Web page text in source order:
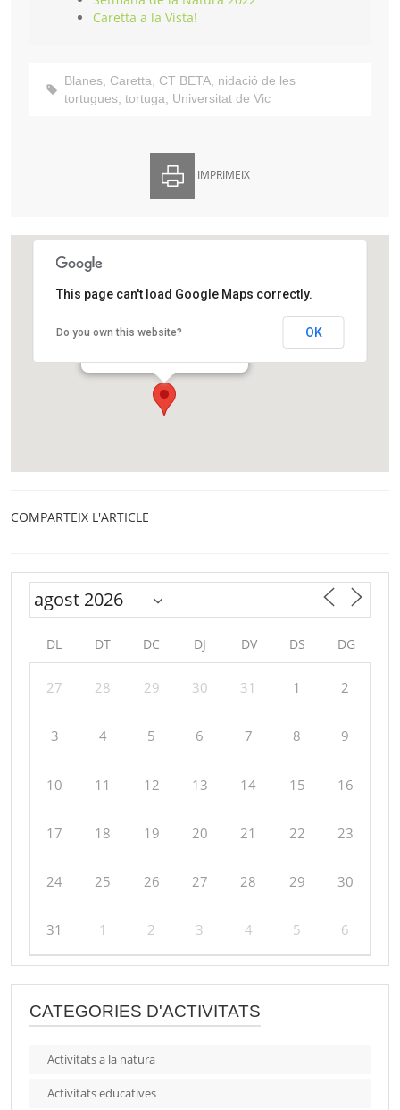
Caretta a la Vista!
Blanes Caretta CT BETA nidació de les
tortugues tortuga Universitat de Vic
IMPRIMEIX
Passeig de Catalunya, 2
This page can't load Google Maps correctly.
Do you own this website? OK
COMPARTEIX L'ARTICLE
DL DT DC DJ DV DS DG
27 28 29 30 31 1 2
3 4 5 6 7 8 9
10 11 12 13 14 15 16
17 18 19 20 21 22 23
24 25 26 27 28 29 30
31 1 2 3 4 5 6
CATEGORIES D'ACTIVITATS
Activitats a la natura
Activitats educatives